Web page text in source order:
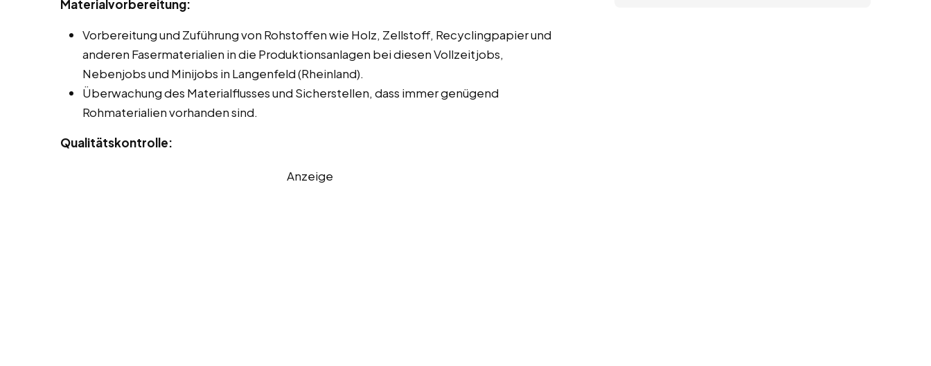
Materialvorbereitung:
Vorbereitung und Zuführung von Rohstoffen wie Holz, Zellstoff, Recyclingpapier und
anderen Fasermaterialien in die Produktionsanlagen bei diesen Vollzeitjobs,
Nebenjobs und Minijobs in Langenfeld (Rheinland).
Überwachung des Materialflusses und Sicherstellen, dass immer genügend
Rohmaterialien vorhanden sind.
Qualitätskontrolle:
Anzeige